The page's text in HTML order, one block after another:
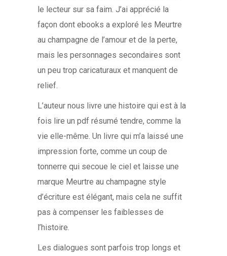
le lecteur sur sa faim. J’ai apprécié la
façon dont ebooks a exploré les Meurtre
au champagne de l’amour et de la perte,
mais les personnages secondaires sont
un peu trop caricaturaux et manquent de
relief.
L’auteur nous livre une histoire qui est à la
fois lire un pdf résumé tendre, comme la
vie elle-même. Un livre qui m’a laissé une
impression forte, comme un coup de
tonnerre qui secoue le ciel et laisse une
marque Meurtre au champagne style
d’écriture est élégant, mais cela ne suffit
pas à compenser les faiblesses de
l’histoire.
Les dialogues sont parfois trop longs et